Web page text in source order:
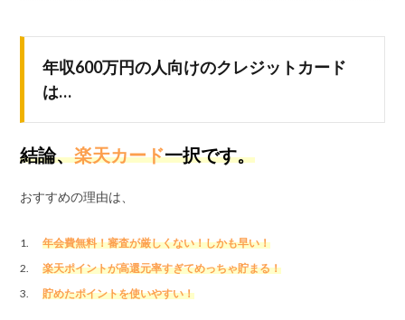
年収600万円の人向けのクレジットカード
は…
結論、楽天カード一択です。
おすすめの理由は、
年会費無料！審査が厳しくない！しかも早い！
楽天ポイントが高還元率すぎてめっちゃ貯まる！
貯めたポイントを使いやすい！